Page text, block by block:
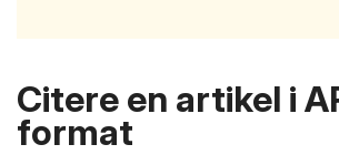
Citere en artikel i
format